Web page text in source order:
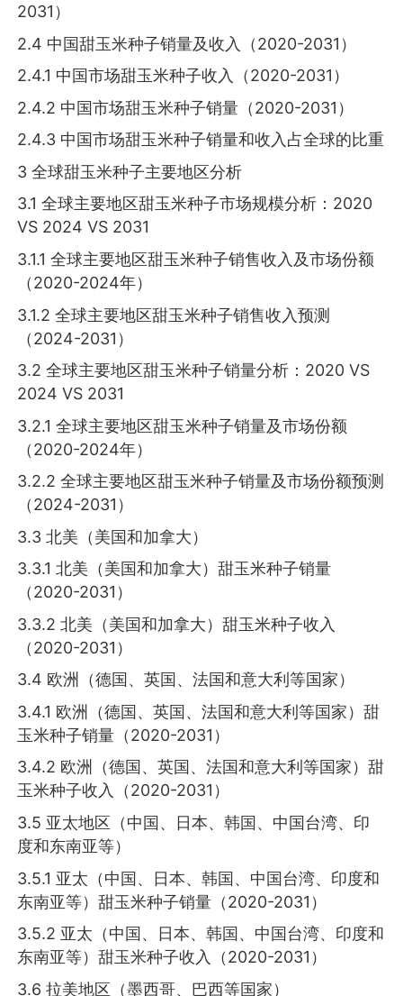
2031）
2.4 中国甜玉米种子销量及收入（2020-2031）
2.4.1 中国市场甜玉米种子收入（2020-2031）
2.4.2 中国市场甜玉米种子销量（2020-2031）
2.4.3 中国市场甜玉米种子销量和收入占全球的比重
3 全球甜玉米种子主要地区分析
3.1 全球主要地区甜玉米种子市场规模分析：2020
VS 2024 VS 2031
3.1.1 全球主要地区甜玉米种子销售收入及市场份额
（2020-2024年）
3.1.2 全球主要地区甜玉米种子销售收入预测
（2024-2031）
3.2 全球主要地区甜玉米种子销量分析：2020 VS
2024 VS 2031
3.2.1 全球主要地区甜玉米种子销量及市场份额
（2020-2024年）
3.2.2 全球主要地区甜玉米种子销量及市场份额预测
（2024-2031）
3.3 北美（美国和加拿大）
3.3.1 北美（美国和加拿大）甜玉米种子销量
（2020-2031）
3.3.2 北美（美国和加拿大）甜玉米种子收入
（2020-2031）
3.4 欧洲（德国、英国、法国和意大利等国家）
3.4.1 欧洲（德国、英国、法国和意大利等国家）甜
玉米种子销量（2020-2031）
3.4.2 欧洲（德国、英国、法国和意大利等国家）甜
玉米种子收入（2020-2031）
3.5 亚太地区（中国、日本、韩国、中国台湾、印
度和东南亚等）
3.5.1 亚太（中国、日本、韩国、中国台湾、印度和
东南亚等）甜玉米种子销量（2020-2031）
3.5.2 亚太（中国、日本、韩国、中国台湾、印度和
东南亚等）甜玉米种子收入（2020-2031）
3.6 拉美地区（墨西哥、巴西等国家）